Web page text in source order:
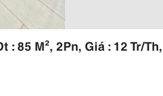
: 85 M², 2Pn, Giá : 12 Tr/Th,